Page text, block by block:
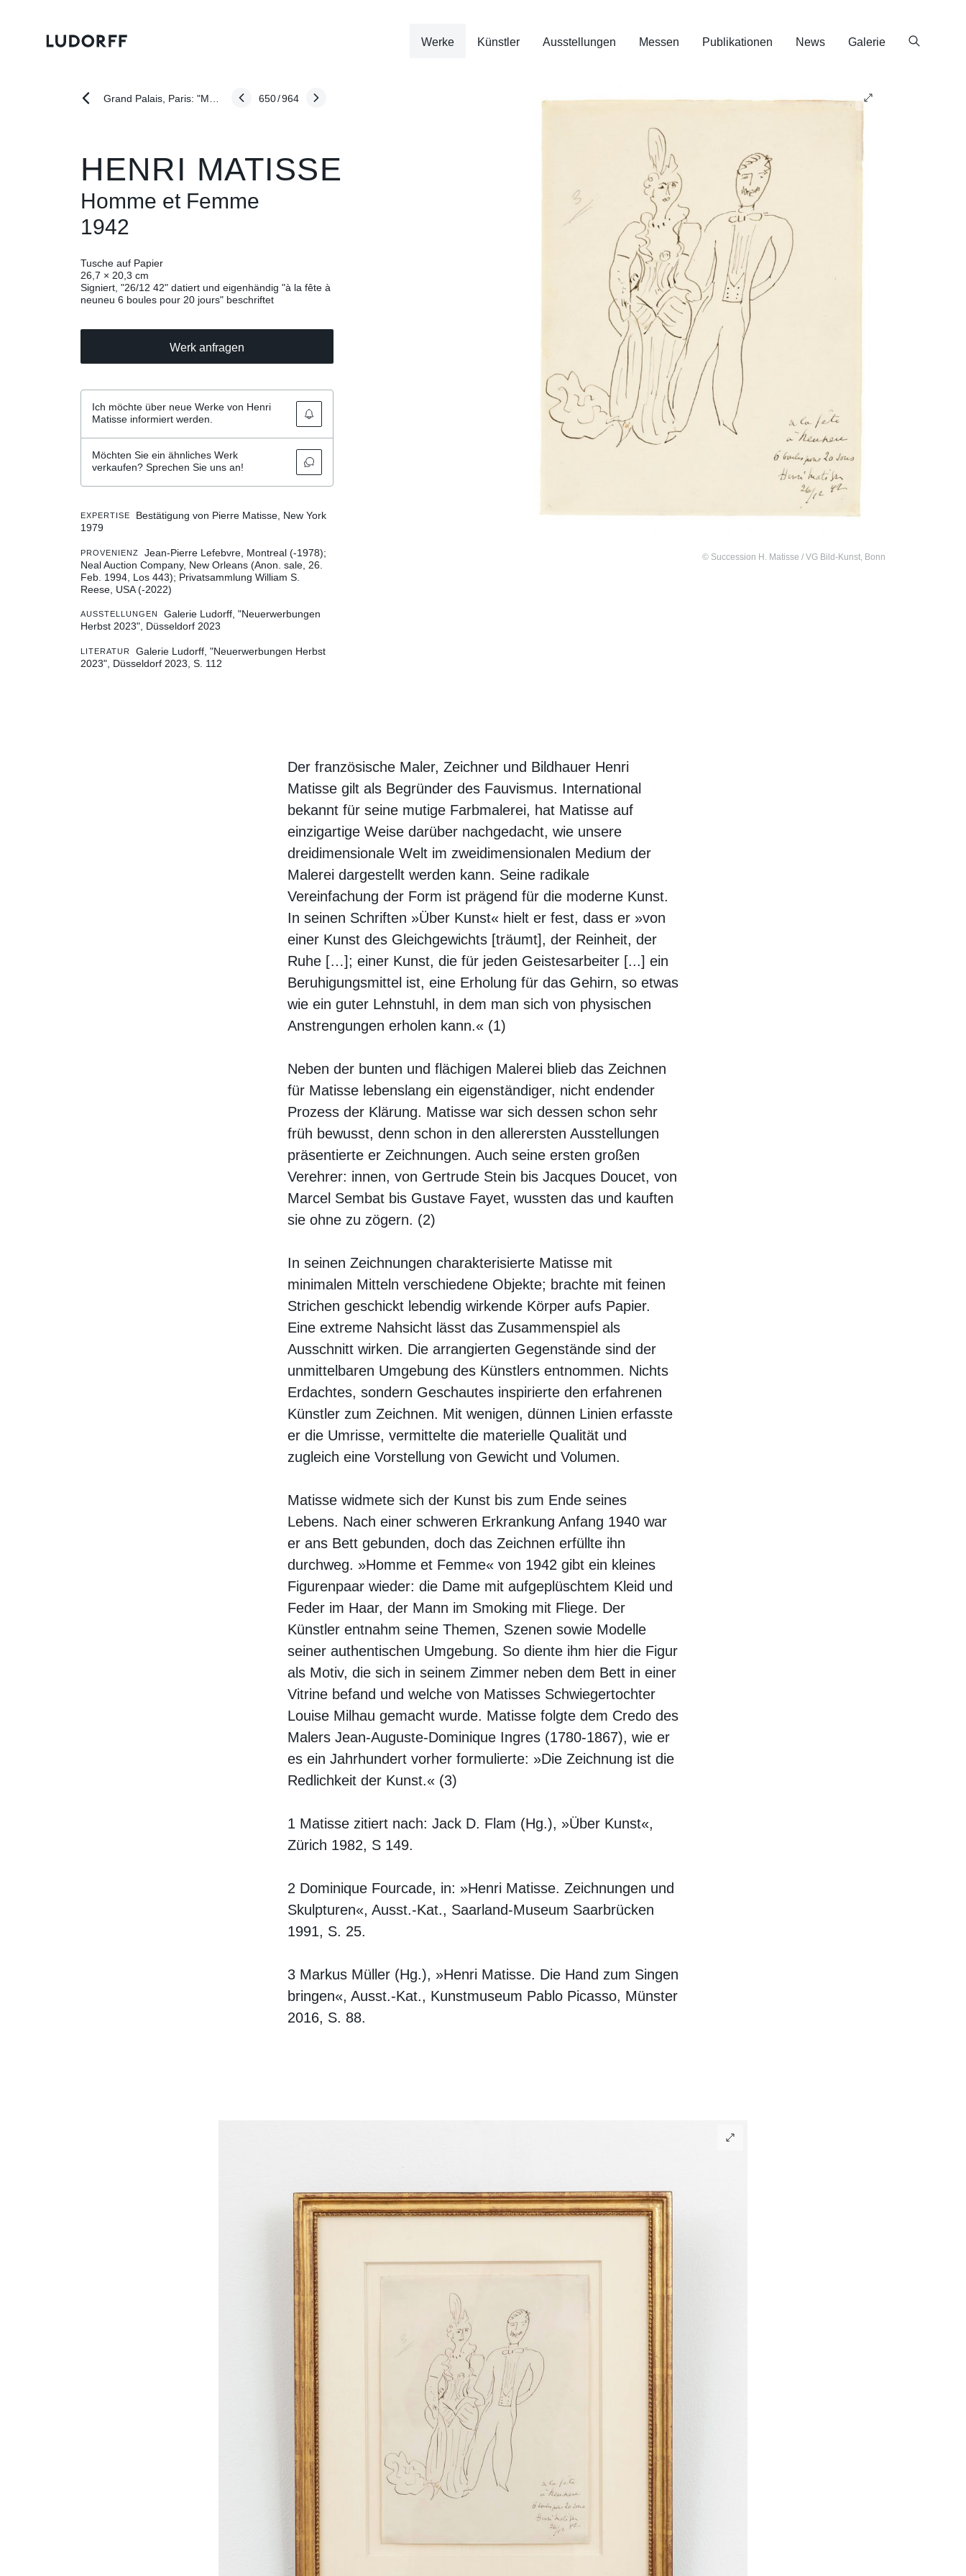
Werke Künstler Ausstellungen Messen Publikationen News Galerie
650/964
HENRI MATISSE
Homme et Femme
1942
© Succession H. Matisse / VG Bild-Kunst, Bonn
Tusche auf Papier
26,7 × 20,3 cm
Signiert, "26/12 42" datiert und eigenhändig "à la fête à
neuneu 6 boules pour 20 jours" beschriftet
Werk anfragen
Ich möchte über neue Werke von Henri
Matisse informiert werden.
Möchten Sie ein ähnliches Werk
verkaufen? Sprechen Sie uns an!
EXPERTISE
Bestätigung von Pierre Matisse, New York
1979
PROVENIENZ
Jean-Pierre Lefebvre, Montreal (-1978);
Neal Auction Company, New Orleans (Anon. sale, 26.
Feb. 1994, Los 443); Privatsammlung William S.
Reese, USA (-2022)
AUSSTELLUNGEN
Galerie Ludorff, "Neuerwerbungen
Herbst 2023", Düsseldorf 2023
LITERATUR
Galerie Ludorff, "Neuerwerbungen Herbst
2023", Düsseldorf 2023, S. 112
Der französische Maler, Zeichner und Bildhauer Henri
Matisse gilt als Begründer des Fauvismus. International
bekannt für seine mutige Farbmalerei, hat Matisse auf
einzigartige Weise darüber nachgedacht, wie unsere
dreidimensionale Welt im zweidimensionalen Medium der
Malerei dargestellt werden kann. Seine radikale
Vereinfachung der Form ist prägend für die moderne Kunst.
In seinen Schriften »Über Kunst« hielt er fest, dass er »von
einer Kunst des Gleichgewichts [träumt], der Reinheit, der
Ruhe […]; einer Kunst, die für jeden Geistesarbeiter [...] ein
Beruhigungsmittel ist, eine Erholung für das Gehirn, so etwas
wie ein guter Lehnstuhl, in dem man sich von physischen
Anstrengungen erholen kann.« (1)
Neben der bunten und flächigen Malerei blieb das Zeichnen
für Matisse lebenslang ein eigenständiger, nicht endender
Prozess der Klärung. Matisse war sich dessen schon sehr
früh bewusst, denn schon in den allerersten Ausstellungen
präsentierte er Zeichnungen. Auch seine ersten großen
Verehrer: innen, von Gertrude Stein bis Jacques Doucet, von
Marcel Sembat bis Gustave Fayet, wussten das und kauften
sie ohne zu zögern. (2)
In seinen Zeichnungen charakterisierte Matisse mit
minimalen Mitteln verschiedene Objekte; brachte mit feinen
Strichen geschickt lebendig wirkende Körper aufs Papier.
Eine extreme Nahsicht lässt das Zusammenspiel als
Ausschnitt wirken. Die arrangierten Gegenstände sind der
unmittelbaren Umgebung des Künstlers entnommen. Nichts
Erdachtes, sondern Geschautes inspirierte den erfahrenen
Künstler zum Zeichnen. Mit wenigen, dünnen Linien erfasste
er die Umrisse, vermittelte die materielle Qualität und
zugleich eine Vorstellung von Gewicht und Volumen.
Matisse widmete sich der Kunst bis zum Ende seines
Lebens. Nach einer schweren Erkrankung Anfang 1940 war
er ans Bett gebunden, doch das Zeichnen erfüllte ihn
durchweg. »Homme et Femme« von 1942 gibt ein kleines
Figurenpaar wieder: die Dame mit aufgeplüschtem Kleid und
Feder im Haar, der Mann im Smoking mit Fliege. Der
Künstler entnahm seine Themen, Szenen sowie Modelle
seiner authentischen Umgebung. So diente ihm hier die Figur
als Motiv, die sich in seinem Zimmer neben dem Bett in einer
Vitrine befand und welche von Matisses Schwiegertochter
Louise Milhau gemacht wurde. Matisse folgte dem Credo des
Malers Jean-Auguste-Dominique Ingres (1780-1867), wie er
es ein Jahrhundert vorher formulierte: »Die Zeichnung ist die
Redlichkeit der Kunst.« (3)
1 Matisse zitiert nach: Jack D. Flam (Hg.), »Über Kunst«,
Zürich 1982, S 149.
2 Dominique Fourcade, in: »Henri Matisse. Zeichnungen und
Skulpturen«, Ausst.-Kat., Saarland-Museum Saarbrücken
1991, S. 25.
3 Markus Müller (Hg.), »Henri Matisse. Die Hand zum Singen
bringen«, Ausst.-Kat., Kunstmuseum Pablo Picasso, Münster
2016, S. 88.